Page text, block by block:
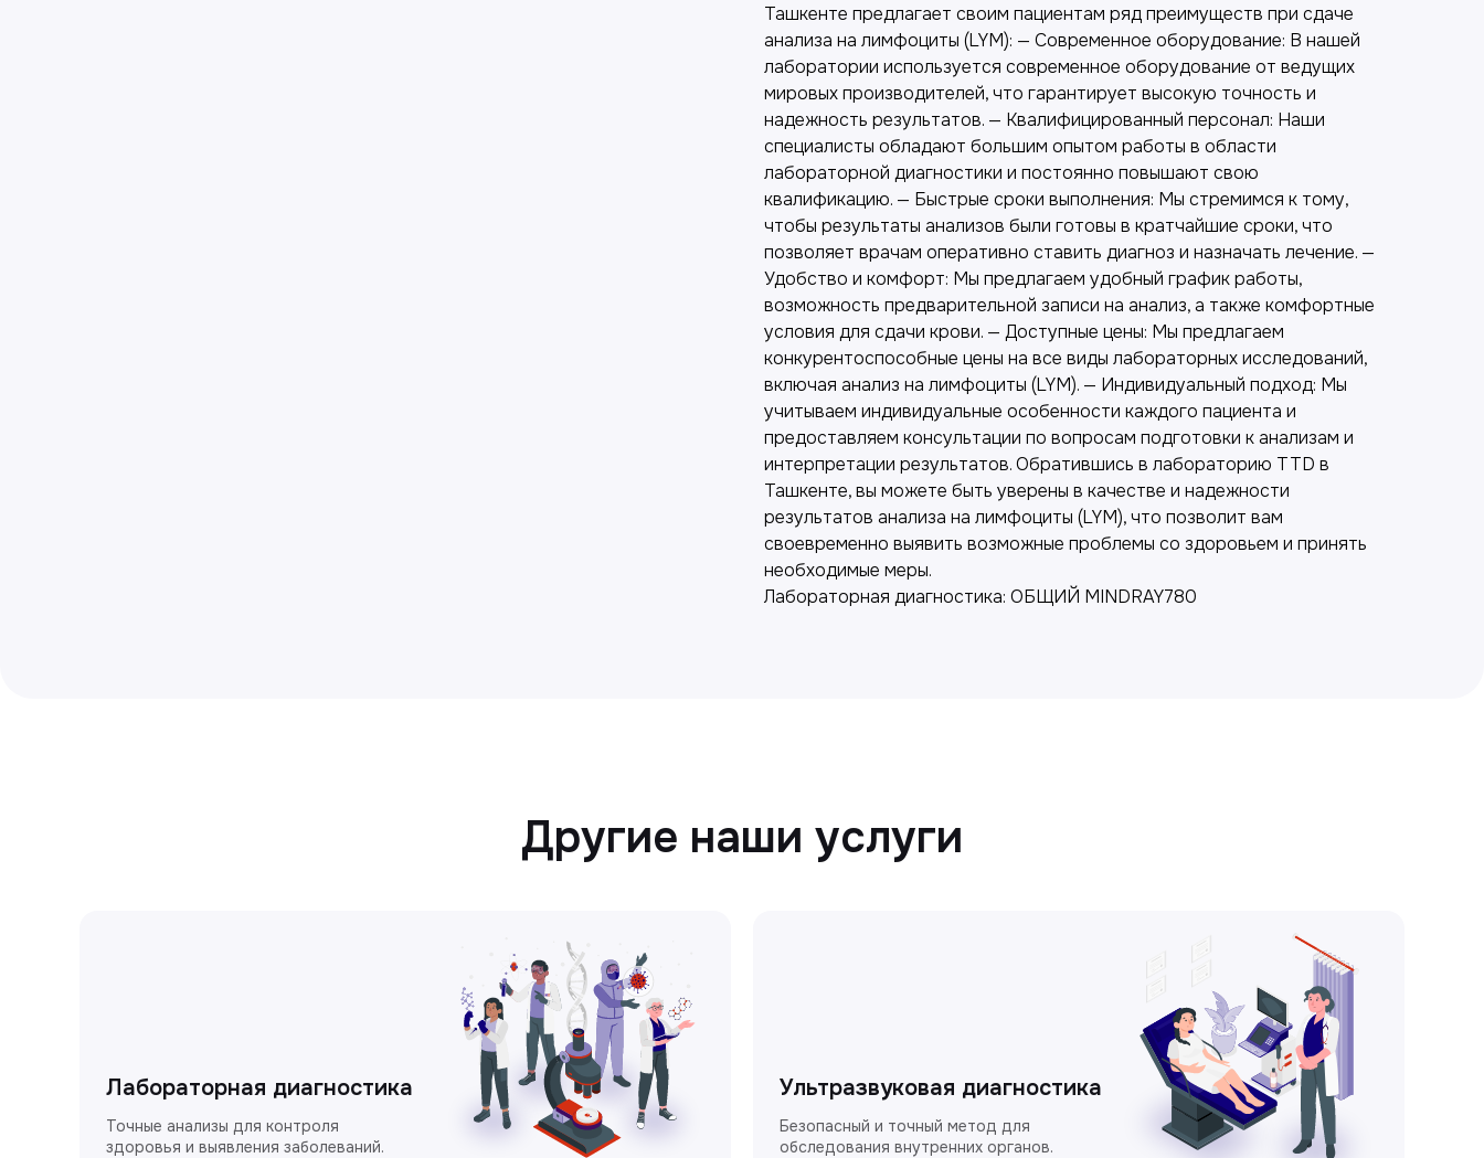
Ташкенте предлагает своим пациентам ряд преимуществ при сдаче
анализа на лимфоциты (LYM): — Современное оборудование: В нашей
лаборатории используется современное оборудование от ведущих
мировых производителей, что гарантирует высокую точность и
надежность результатов. — Квалифицированный персонал: Наши
специалисты обладают большим опытом работы в области
лабораторной диагностики и постоянно повышают свою
квалификацию. — Быстрые сроки выполнения: Мы стремимся к тому,
чтобы результаты анализов были готовы в кратчайшие сроки, что
позволяет врачам оперативно ставить диагноз и назначать лечение. —
Удобство и комфорт: Мы предлагаем удобный график работы,
возможность предварительной записи на анализ, а также комфортные
условия для сдачи крови. — Доступные цены: Мы предлагаем
конкурентоспособные цены на все виды лабораторных исследований,
включая анализ на лимфоциты (LYM). — Индивидуальный подход: Мы
учитываем индивидуальные особенности каждого пациента и
предоставляем консультации по вопросам подготовки к анализам и
интерпретации результатов. Обратившись в лабораторию TTD в
Ташкенте, вы можете быть уверены в качестве и надежности
результатов анализа на лимфоциты (LYM), что позволит вам
своевременно выявить возможные проблемы со здоровьем и принять
необходимые меры.
Лабораторная диагностика: ОБЩИЙ MINDRAY780
Другие наши услуги
Лабораторная диагностика
Точные анализы для контроля
здоровья и выявления заболеваний.
Ультразвуковая диагностика
Безопасный и точный метод для
обследования внутренних органов.